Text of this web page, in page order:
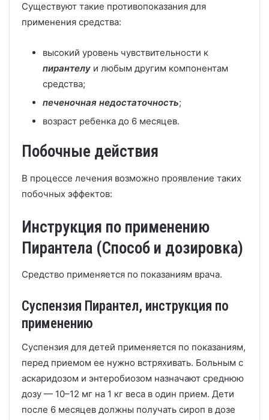
Существуют такие противопоказания для
применения средства:
высокий уровень чувствительности к
пирантелу и любым другим компонентам
средства;
печеночная недостаточность;
возраст ребенка до 6 месяцев.
Побочные действия
В процессе лечения возможно проявление таких
побочных эффектов:
Инструкция по применению
Пирантела (Способ и дозировка)
Средство применяется по показаниям врача.
Суспензия Пирантел, инструкция по
применению
Суспензия для детей применяется по показаниям,
перед приемом ее нужно встряхивать. Больным с
аскаридозом и энтеробиозом назначают среднюю
дозу — 10–12 мг на 1 кг веса в один прием. Дети
после 6 месяцев должны получать сироп в дозе